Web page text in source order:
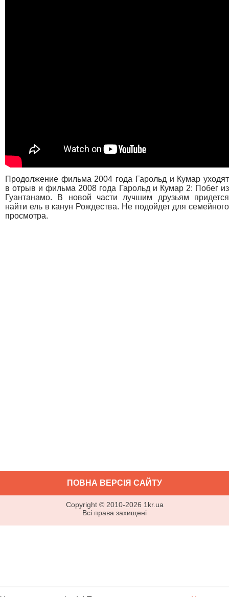
Продолжение фильма 2004 года Гарольд и Кумар уходят
в отрыв и фильма 2008 года Гарольд и Кумар 2: Побег из
Гуантанамо. В новой части лучшим друзьям придется
найти ель в канун Рождества. Не подойдет для семейного
просмотра.
ПОВНА ВЕРСІЯ САЙТУ
Copyright © 2010-2026 1kr.ua
Всі права захищені